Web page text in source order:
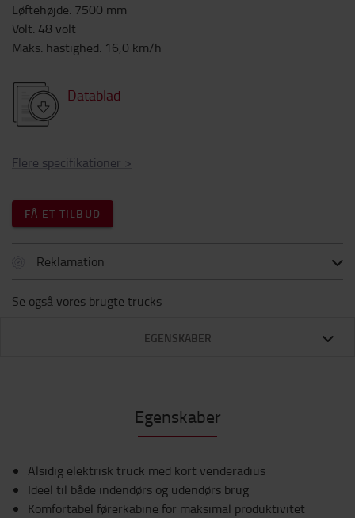
Løftehøjde: 7500 mm
Volt: 48 volt
Maks. hastighed: 16,0 km/h
Datablad
Flere specifikationer >
FÅ ET TILBUD
Reklamation
Se også vores brugte trucks
EGENSKABER
Egenskaber
Alsidig elektrisk truck med kort venderadius
Ideel til både indendørs og udendørs brug
Komfortabel førerkabine for maksimal produktivitet